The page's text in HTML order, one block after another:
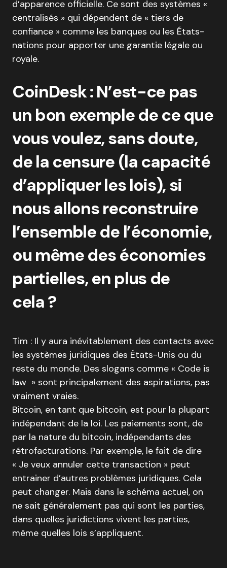
d’apparence officielle. Ce sont des systèmes «
centralisés » qui dépendent de « tiers de
confiance » comme les banques ou les États-
nations pour apporter une garantie légale ou
royale.
CoinDesk : N’est-ce pas
un bon exemple de ce que
vous voulez, sans doute,
de la censure (la capacité
d’appliquer les lois), si
nous allons reconstruire
l’ensemble de l’économie,
ou même des économies
partielles, en plus de
cela ?
Tim : Il y aura inévitablement des contacts avec
les systèmes juridiques des États-Unis ou du
reste du monde. Des slogans comme « Code is
law » sont principalement des aspirations, pas
vraiment vraies.
Bitcoin, en tant que bitcoin, est pour la plupart
indépendant de la loi. Les paiements sont, de
par la nature du bitcoin, indépendants des
rétrofacturations. Par exemple, le fait de dire
« Je veux annuler cette transaction » peut
entrainer d’autres problèmes juridiques. Cela
peut changer. Mais dans le schéma actuel, on
ne sait généralement pas qui sont les parties,
dans quelles juridictions vivent les parties,
même quelles lois s’appliquent.